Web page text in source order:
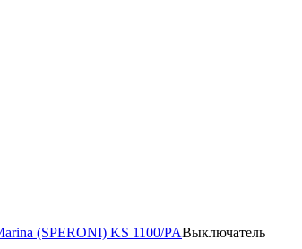
(SPERONI) KS 1100/PAВыключатель